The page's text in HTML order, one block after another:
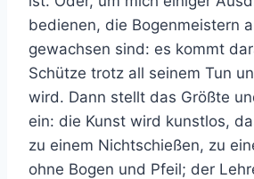
bedienen, die Bogenmeistern
gewachsen sind: es kommt
Schütze trotz all seinem Tun
wird. Dann stellt das Größte
ein: die Kunst wird kunstlos,
zu einem Nichtschießen, zu
ohne Bogen und Pfeil; der